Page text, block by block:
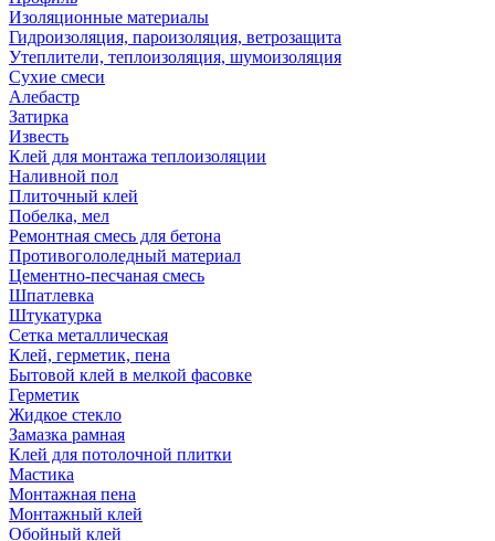
Изоляционные материалы
Гидроизоляция, пароизоляция, ветрозащита
Утеплители, теплоизоляция, шумоизоляция
Сухие смеси
Алебастр
Затирка
Известь
Клей для монтажа теплоизоляции
Наливной пол
Плиточный клей
Побелка, мел
Ремонтная смесь для бетона
Противогололедный материал
Цементно-песчаная смесь
Шпатлевка
Штукатурка
Сетка металлическая
Клей, герметик, пена
Бытовой клей в мелкой фасовке
Герметик
Жидкое стекло
Замазка рамная
Клей для потолочной плитки
Мастика
Монтажная пена
Монтажный клей
Обойный клей